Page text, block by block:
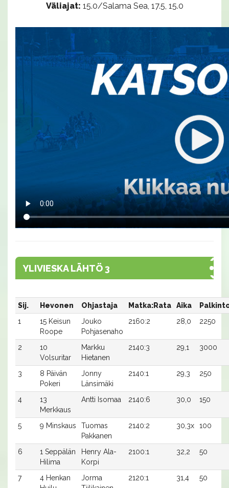
Väliajat: 15.0/Salama Sea, 17.5, 15.0
YLIVIESKA LÄHTÖ 3
Sij. Hevonen Ohjastaja Matka:Rata Aika
1
15 Keisun
Roope
Jouko
Pohjasenaho
2160:2 28,0 2250
2
10
Volsuritar
Markku
Hietanen
2140:3 29,1 3000
3
8 Päivän
Pokeri
Jonny
Länsimäki
2140:1 29,3 250
4
13
Merkkaus
Antti Isomaa 2140:6 30,0 150
5 9 Minskaus
Tuomas
Pakkanen
2140:2 30,3x 100
6
1 Seppälän
Hilima
Henry Ala-
Korpi
2100:1 32,2 50
7
4 Henkan
Jorma
2120:1 31,4 50